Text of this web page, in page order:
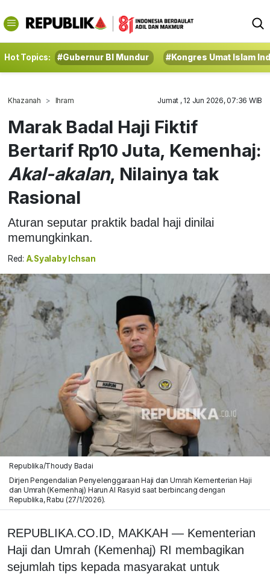
Hot Topics: #Gubernur BI Mundur #Kongres Umat Islam
Khazanah Ihram Jumat , 12 Jun 2026, 07:36 WIB
Marak Badal Haji Fiktif
Bertarif Rp10 Juta, Kemenhaj:
Akal-akalan, Nilainya tak
Rasional
Aturan seputar praktik badal haji dinilai
memungkinkan.
Red: A.Syalaby Ichsan
Republika/Thoudy Badai
Dirjen Pengendalian Penyelenggaraan Haji dan Umrah Kementerian Haji
dan Umrah (Kemenhaj) Harun Al Rasyid saat berbincang dengan
Republika, Rabu (27/1/2026).
REPUBLIKA.CO.ID, MAKKAH — Kementerian
Haji dan Umrah (Kemenhaj) RI membagikan
sejumlah tips kepada masyarakat untuk